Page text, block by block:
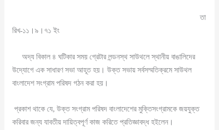
তা
রিখ-১১।৯।৭১ ইং
অদ্য বিকাল ৪ ঘটিকার সময় গ্রেটার লন্ডনস্থ সাউথলে স্থানীয় বাঙালিদের
উদ্যোগে এক সাধারণ সভা আহূত হয়। উক্ত সভায় সর্বসম্মতিক্রমে সাউথল
বাংলাদেশ সংগ্রাম পরিষদ গঠন করা হয়।
প্রকাশ থাকে যে, উক্ত সংগ্রাম পরিষদ বাংলাদেশের মুক্তিসংগ্রামকে জয়যুক্ত
করিবার জন্য যাবতীয় দায়িত্বপূর্ণ কাজ করিতে প্রতিজ্ঞাবদ্ধ হইলেন।